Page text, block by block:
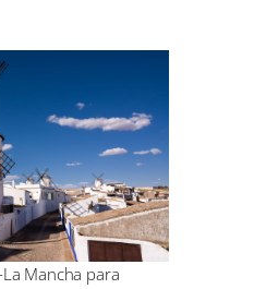
Mancha para